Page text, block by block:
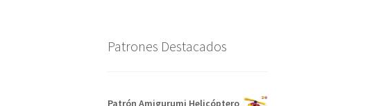
Patrones Destacados
Patrón Amigurumi Helicóptero